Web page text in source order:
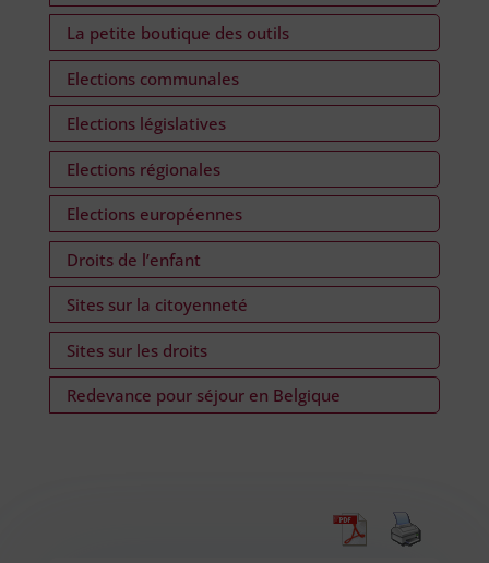
La petite boutique des outils
Elections communales
Elections législatives
Elections régionales
Elections européennes
Droits de l’enfant
Sites sur la citoyenneté
Sites sur les droits
Redevance pour séjour en Belgique